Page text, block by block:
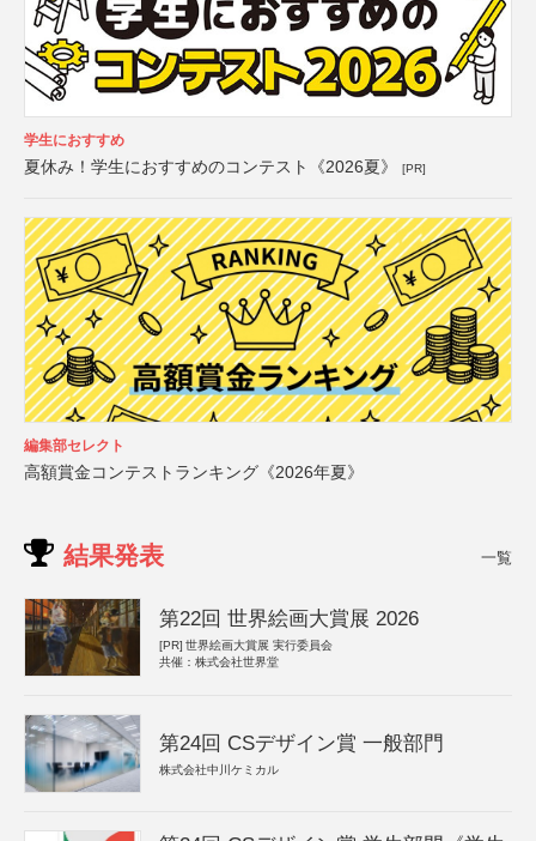
学生におすすめ
夏休み！学生におすすめのコンテスト《2026夏》 [PR]
編集部セレクト
高額賞金コンテストランキング《2026年夏》
結果発表 一覧
第22回 世界絵画大賞展 2026
[PR] 世界絵画大賞展 実行委員会
共催：株式会社世界堂
第24回 CSデザイン賞 一般部門
株式会社中川ケミカル